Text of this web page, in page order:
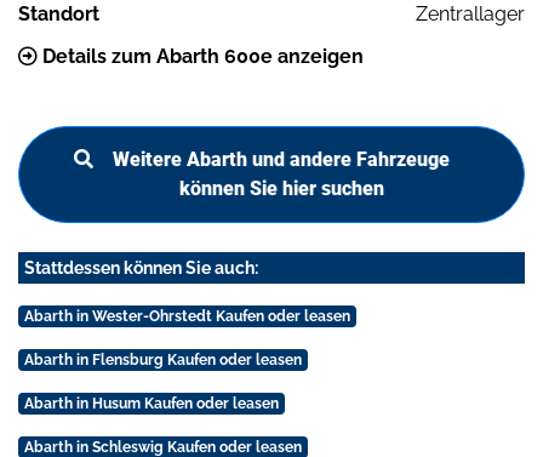
Standort
Zentrallager
Details zum Abarth 600e anzeigen
Weitere Abarth und andere Fahrzeuge
können Sie hier suchen
Stattdessen können Sie auch:
Abarth in Wester-Ohrstedt Kaufen oder leasen
Abarth in Flensburg Kaufen oder leasen
Abarth in Husum Kaufen oder leasen
Abarth in Schleswig Kaufen oder leasen